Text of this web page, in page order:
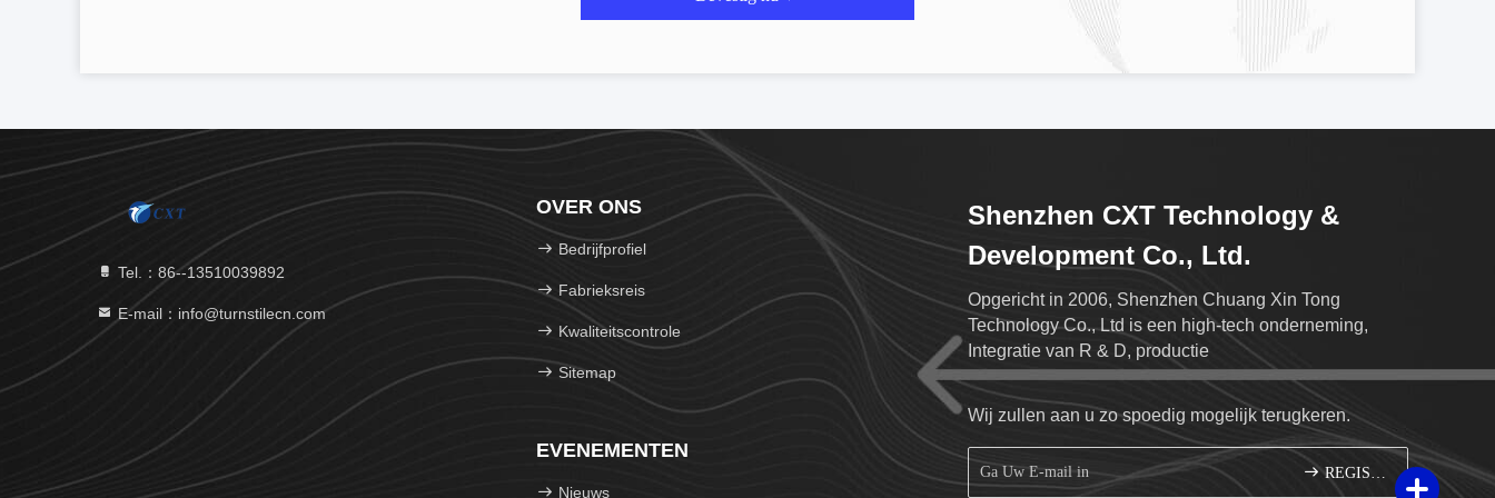
Tel.：86--13510039892
E-mail：info@turnstilecn.com
OVER ONS
Bedrijfprofiel
Fabrieksreis
Kwaliteitscontrole
Sitemap
EVENEMENTEN
Nieuws
Shenzhen CXT Technology &
Development Co., Ltd.
Opgericht in 2006, Shenzhen Chuang Xin Tong
Technology Co., Ltd is een high-tech onderneming,
Integratie van R & D, productie
Wij zullen aan u zo spoedig mogelijk terugkeren.
REGISTREREN